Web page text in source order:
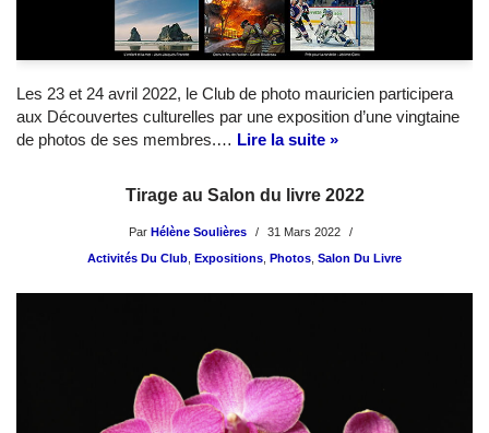
Les 23 et 24 avril 2022, le Club de photo mauricien participera
aux Découvertes culturelles par une exposition d’une vingtaine
de photos de ses membres.… Lire la suite »
Tirage au Salon du livre 2022
Par Hélène Soulières
31 Mars 2022
Activités Du Club
Expositions Photos Salon Du Livre